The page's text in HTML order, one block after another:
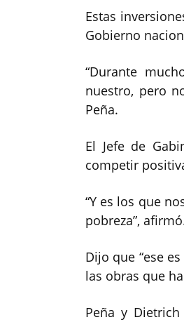
Estas
Gobierno
“Durante
nuestro, pero
Peña.
El Jefe de
competir
“Y es los que
pobreza”,
Dijo que “ese
las obras que
Peña y